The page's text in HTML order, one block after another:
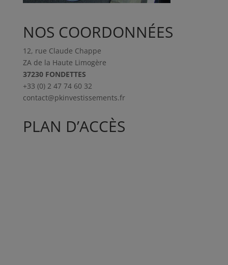
NOS COORDONNÉES
12, rue Claude Chappe
ZA de la Haute Limogère
37230 FONDETTES
+33 (0) 2 47 74 60 32
contact@pkinvestissements.fr
PLAN D’ACCÈS